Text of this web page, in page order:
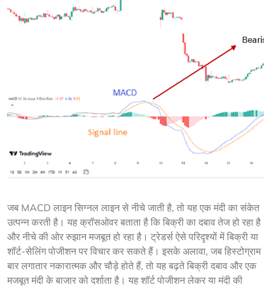
जब MACD लाइन सिग्नल लाइन से नीचे जाती है, तो यह एक मंदी का संकेत
उत्पन्न करती है। यह क्रॉसओवर बताता है कि बिक्री का दबाव तेज हो रहा है
और नीचे की ओर रुझान मजबूत हो रहा है। ट्रेडर्स ऐसे परिदृश्यों में बिक्री या
शॉर्ट-सेलिंग पोजीशन पर विचार कर सकते हैं। इसके अलावा, जब हिस्टोग्राम
बार लगातार नकारात्मक और चौड़े होते हैं, तो यह बढ़ते बिक्री दबाव और एक
मजबूत मंदी के बाजार को दर्शाता है। यह शॉर्ट पोजीशन लेकर या मंदी की